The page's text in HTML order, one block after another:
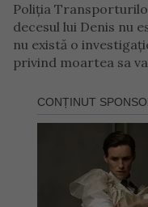
Poliția
decesul lui Denis nu
nu există o
privind moartea sa